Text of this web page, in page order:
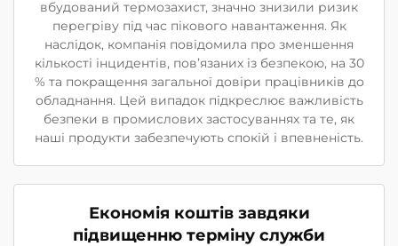
вбудований термозахист, значно знизили ризик
перегріву під час пікового навантаження. Як
наслідок, компанія повідомила про зменшення
кількості інцидентів, пов’язаних із безпекою, на 30
% та покращення загальної довіри працівників до
обладнання. Цей випадок підкреслює важливість
безпеки в промислових застосуваннях та те, як
наші продукти забезпечують спокій і впевненість.
Економія коштів завдяки
підвищенню терміну служби